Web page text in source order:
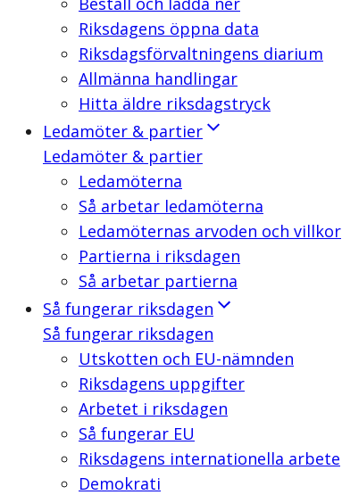
Riksdagens öppna data
Riksdagsförvaltningens diarium
Allmänna handlingar
Hitta äldre riksdagstryck
Ledamöter & partier
Ledamöter & partier
Ledamöterna
Så arbetar ledamöterna
Ledamöternas arvoden och villkor
Partierna i riksdagen
Så arbetar partierna
Så fungerar riksdagen
Så fungerar riksdagen
Utskotten och EU-nämnden
Riksdagens uppgifter
Arbetet i riksdagen
Så fungerar EU
Riksdagens internationella arbete
Demokrati